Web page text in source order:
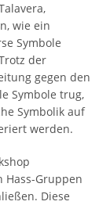
wie ein
Symbole
der
gegen den
Symbole trug,
Symbolik auf
werden.
Hass-Gruppen
Diese